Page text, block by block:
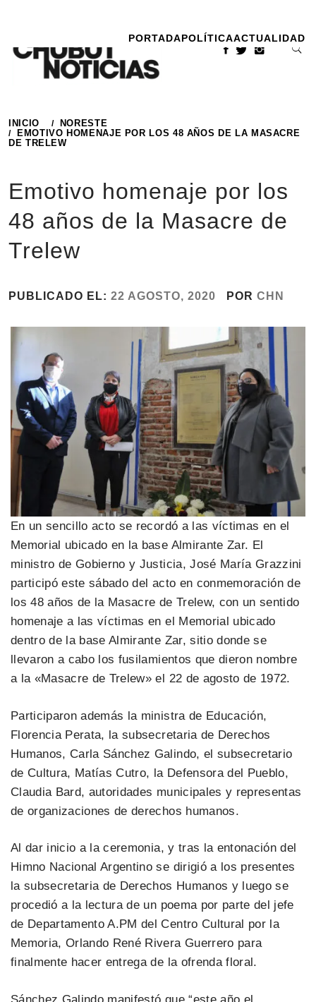
contenido
PORTADAPOLÍTICAACTUALIDAD
INICIO
NORESTE
EMOTIVO HOMENAJE POR LOS 48 AÑOS DE LA MASACRE
DE TRELEW
Emotivo homenaje por los
48 años de la Masacre de
Trelew
PUBLICADO EL: 22 AGOSTO, 2020 POR CHN
En un sencillo acto se recordó a las víctimas en el
Memorial ubicado en la base Almirante Zar. El
ministro de Gobierno y Justicia, José María Grazzini
participó este sábado del acto en conmemoración de
los 48 años de la Masacre de Trelew, con un sentido
homenaje a las víctimas en el Memorial ubicado
dentro de la base Almirante Zar, sitio donde se
llevaron a cabo los fusilamientos que dieron nombre
a la «Masacre de Trelew» el 22 de agosto de 1972.
Participaron además la ministra de Educación,
Florencia Perata, la subsecretaria de Derechos
Humanos, Carla Sánchez Galindo, el subsecretario
de Cultura, Matías Cutro, la Defensora del Pueblo,
Claudia Bard, autoridades municipales y representas
de organizaciones de derechos humanos.
Al dar inicio a la ceremonia, y tras la entonación del
Himno Nacional Argentino se dirigió a los presentes
la subsecretaria de Derechos Humanos y luego se
procedió a la lectura de un poema por parte del jefe
de Departamento A.PM del Centro Cultural por la
Memoria, Orlando René Rivera Guerrero para
finalmente hacer entrega de la ofrenda floral.
Sánchez Galindo manifestó que “este año el